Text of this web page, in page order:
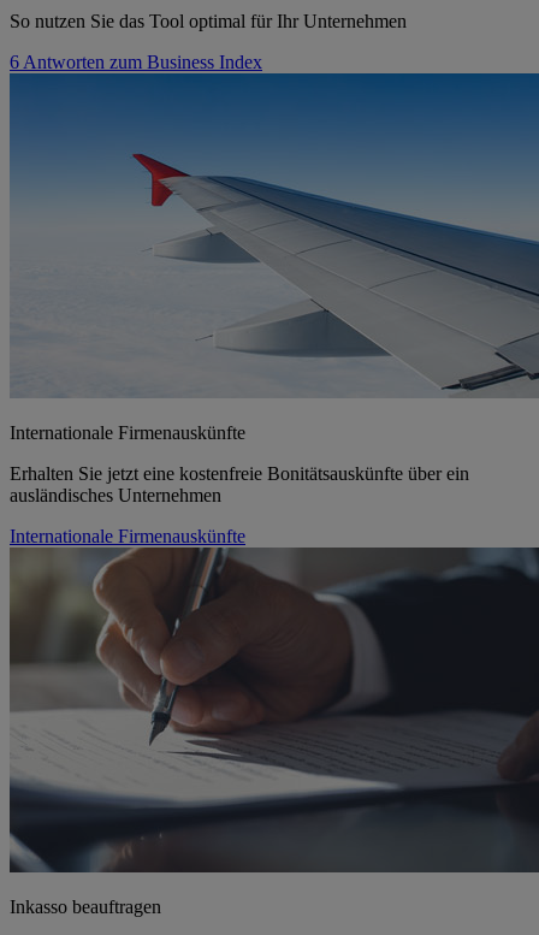
So nutzen Sie das Tool optimal für Ihr Unternehmen
6 Antworten zum Business Index
Internationale Firmenauskünfte
Erhalten Sie jetzt eine kostenfreie Bonitätsauskünfte über ein
ausländisches Unternehmen
Internationale Firmenauskünfte
Inkasso beauftragen